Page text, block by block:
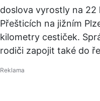
doslova vyrostly na 22
Přešticích na jižním
kilometry cestiček.
rodiči zapojit také do